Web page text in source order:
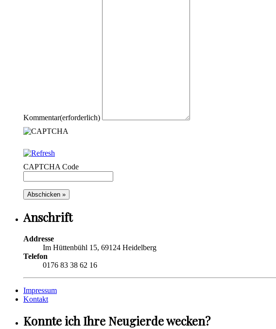
Kommentar(erforderlich)
CAPTCHA Code
Anschrift
Addresse
Im Hüttenbühl 15, 69124 Heidelberg
Telefon
0176 83 38 62 16
Impressum
Kontakt
Konnte ich Ihre Neugierde wecken?